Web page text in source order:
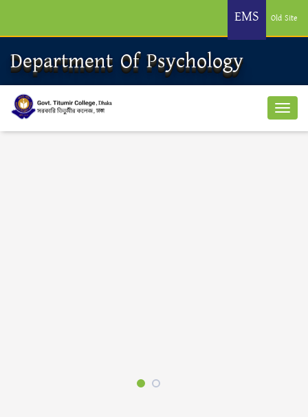
EMS Old Site
Department Of Psychology